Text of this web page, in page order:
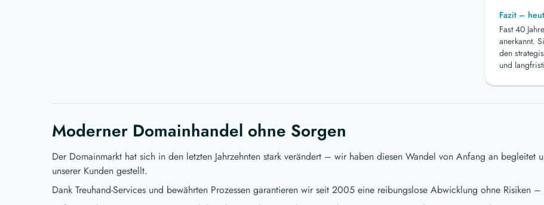
Fazit –
Fast 40
anerkannt.
den
und
Moderner Domainhandel ohne Sorgen
Der Domainmarkt hat sich in den letzten Jahrzehnten stark verändert – wir haben diesen Wandel von Anfang an begleitet
unserer Kunden gestellt.
Dank Treuhand-Services und bewährten Prozessen garantieren wir seit 2005 eine reibungslose Abwicklung ohne Risiken